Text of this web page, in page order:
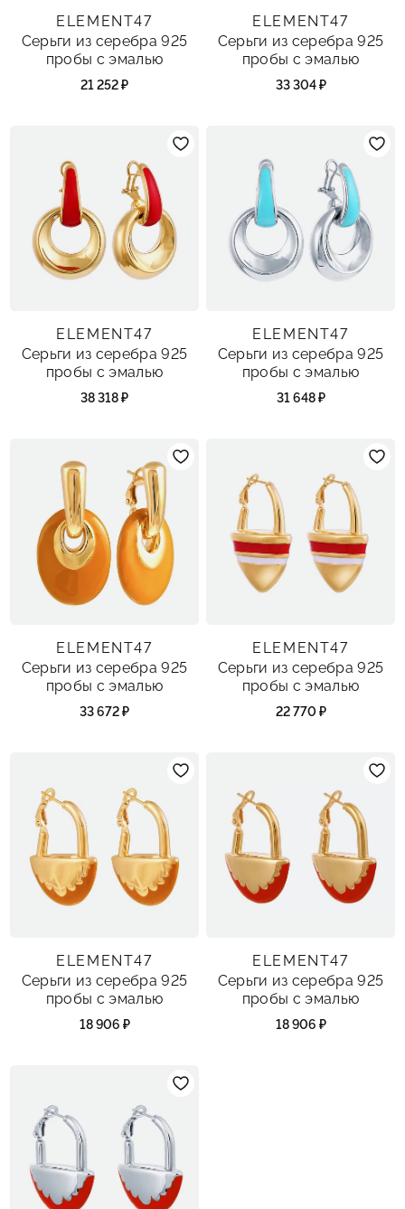
ELEMENT47
Серьги из серебра 925
пробы с эмалью
21 252 ₽
ELEMENT47
Серьги из серебра 925
пробы с эмалью
33 304 ₽
ELEMENT47
Серьги из серебра 925
пробы с эмалью
38 318 ₽
ELEMENT47
Серьги из серебра 925
пробы с эмалью
31 648 ₽
ELEMENT47
Серьги из серебра 925
пробы с эмалью
33 672 ₽
ELEMENT47
Серьги из серебра 925
пробы с эмалью
22 770 ₽
ELEMENT47
Серьги из серебра 925
пробы с эмалью
18 906 ₽
ELEMENT47
Серьги из серебра 925
пробы с эмалью
18 906 ₽